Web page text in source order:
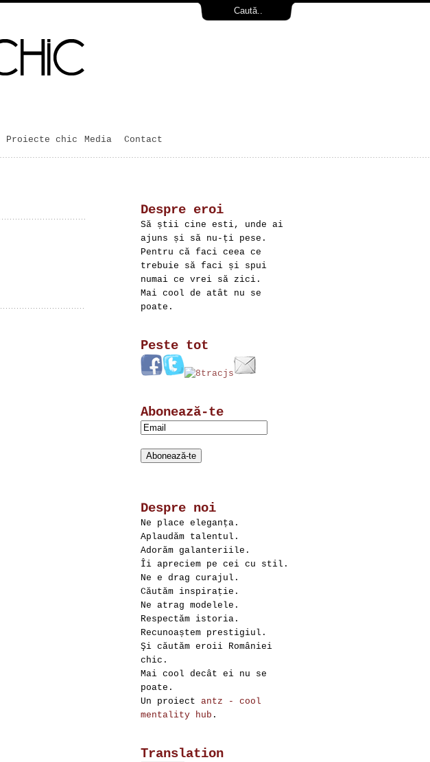
Proiecte chic Media Contact
Despre eroi
Să știi cine esti, unde ai
ajuns și să nu-ți pese.
Pentru că faci ceea ce
trebuie să faci și spui
numai ce vrei să zici.
Mai cool de atât nu se
poate.
Peste tot
Abonează-te
Despre noi
Ne place eleganța.
Aplaudăm talentul.
Adorăm galanteriile.
Îi apreciem pe cei cu stil.
Ne e drag curajul.
Căutăm inspirație.
Ne atrag modelele.
Respectăm istoria.
Recunoaștem prestigiul.
Şi căutăm eroii României
chic.
Mai cool decât ei nu se
poate.
Un proiect antz - cool
mentality hub .
Translation